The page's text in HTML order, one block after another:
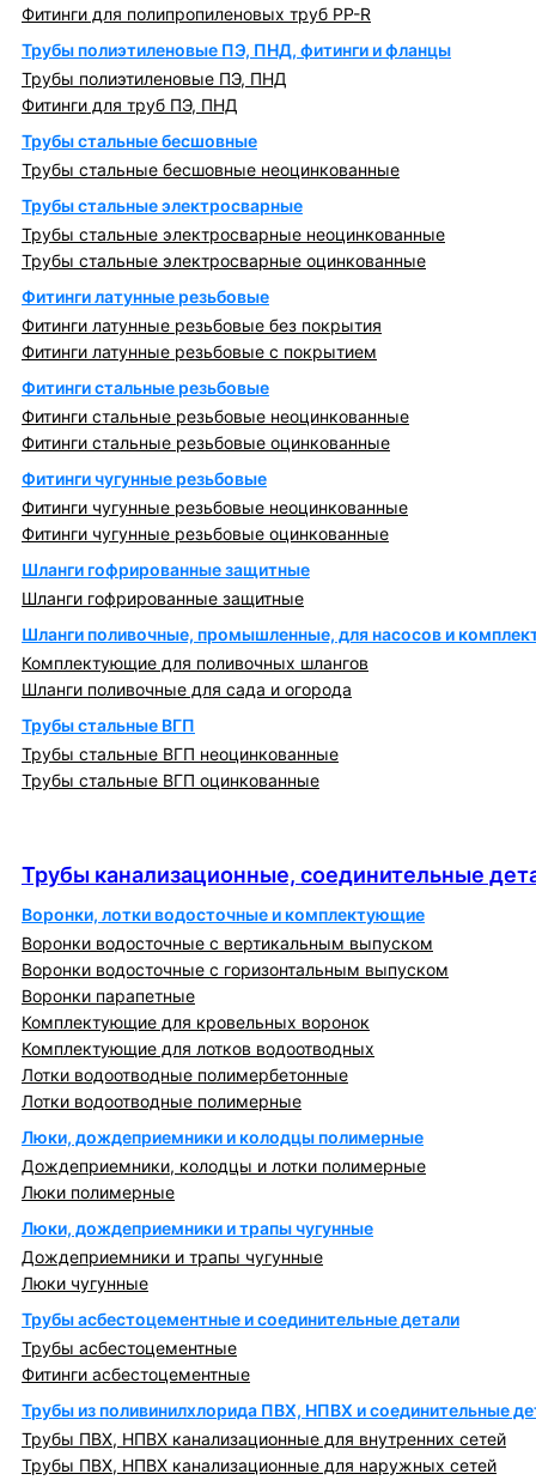
Фитинги для полипропиленовых труб PP-R
Трубы полиэтиленовые ПЭ, ПНД, фитинги и фланцы
Трубы полиэтиленовые ПЭ, ПНД
Фитинги для труб ПЭ, ПНД
Трубы стальные бесшовные
Трубы стальные бесшовные неоцинкованные
Трубы стальные электросварные
Трубы стальные электросварные неоцинкованные
Трубы стальные электросварные оцинкованные
Фитинги латунные резьбовые
Фитинги латунные резьбовые без покрытия
Фитинги латунные резьбовые с покрытием
Фитинги стальные резьбовые
Фитинги стальные резьбовые неоцинкованные
Фитинги стальные резьбовые оцинкованные
Фитинги чугунные резьбовые
Фитинги чугунные резьбовые неоцинкованные
Фитинги чугунные резьбовые оцинкованные
Шланги гофрированные защитные
Шланги гофрированные защитные
Шланги поливочные, промышленные, для насосов и
Комплектующие для поливочных шлангов
Шланги поливочные для сада и огорода
Трубы стальные ВГП
Трубы стальные ВГП неоцинкованные
Трубы стальные ВГП оцинкованные
Трубы канализационные, соединительные
Воронки, лотки водосточные и комплектующие
Воронки водосточные с вертикальным выпуском
Воронки водосточные с горизонтальным выпуском
Воронки парапетные
Комплектующие для кровельных воронок
Комплектующие для лотков водоотводных
Лотки водоотводные полимербетонные
Лотки водоотводные полимерные
Люки, дождеприемники и колодцы полимерные
Дождеприемники, колодцы и лотки полимерные
Люки полимерные
Люки, дождеприемники и трапы чугунные
Дождеприемники и трапы чугунные
Люки чугунные
Трубы асбестоцементные и соединительные детали
Трубы асбестоцементные
Фитинги асбестоцементные
Трубы из поливинилхлорида ПВХ, НПВХ и соединительные
Трубы ПВХ, НПВХ канализационные для внутренних сетей
Трубы ПВХ, НПВХ канализационные для наружных сетей